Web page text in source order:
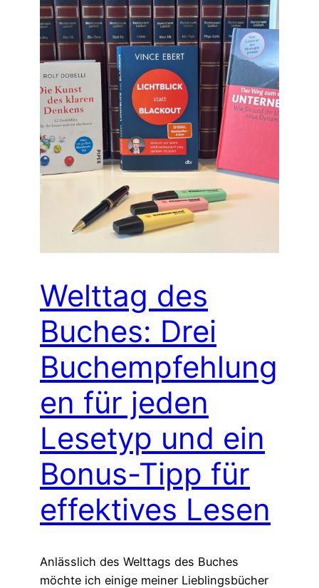
Welttag des
Buches: Drei
Buchempfehlung
en für jeden
Lesetyp und ein
Bonus-Tipp für
effektives Lesen
Anlässlich des Welttags des Buches
möchte ich einige meiner Lieblingsbücher